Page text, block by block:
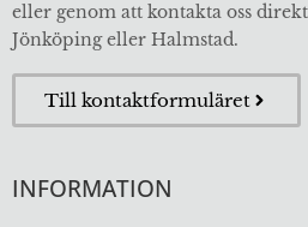
eller genom att kontakta oss
Jönköping eller Halmstad.
Till kontaktformuläret
INFORMATION